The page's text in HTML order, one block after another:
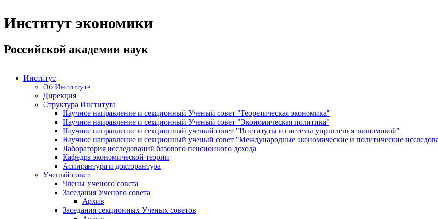
Институт экономики
Российской академии наук
Институт
Об Институте
Дирекция
Структура Института
Научное направление и секционный Ученый совет "Теоретическая экономика"
Научное направление и секционный Ученый совет "Экономическая политика"
Научное направление и секционный ученый совет "Институты и системы управления экономикой"
Научное направление и секционный ученый совет "Международные экономические и политические
Лаборатория исследований базового пенсионного дохода
Кафедра экономической теории
Аспирантура и докторантура
Ученый совет
Члены Ученого совета
Заседания Ученого совета
Архив
Заседания секционных Ученых советов